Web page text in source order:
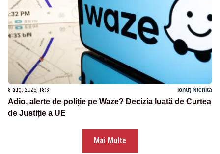
8 aug. 2026, 18:31 Ionuț Nichita
Adio, alerte de poliție pe Waze? Decizia luată de Curtea
de Justiție a UE
Mai Multe